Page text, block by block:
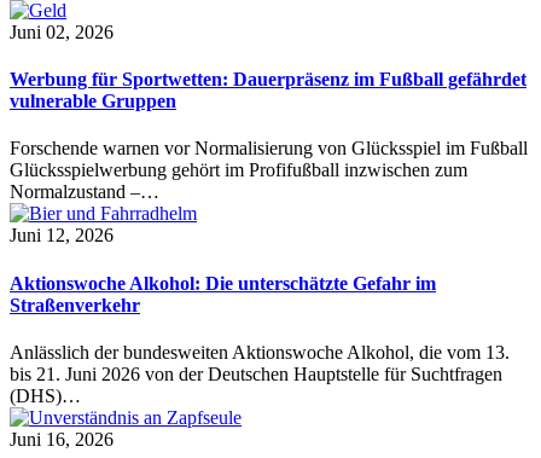
Juni 02, 2026
Werbung für Sportwetten: Dauerpräsenz im Fußball gefährdet
vulnerable Gruppen
Forschende warnen vor Normalisierung von Glücksspiel im Fußball
Glücksspielwerbung gehört im Profifußball inzwischen zum
Normalzustand –…
Juni 12, 2026
Aktionswoche Alkohol: Die unterschätzte Gefahr im
Straßenverkehr
Anlässlich der bundesweiten Aktionswoche Alkohol, die vom 13.
bis 21. Juni 2026 von der Deutschen Hauptstelle für Suchtfragen
(DHS)…
Juni 16, 2026